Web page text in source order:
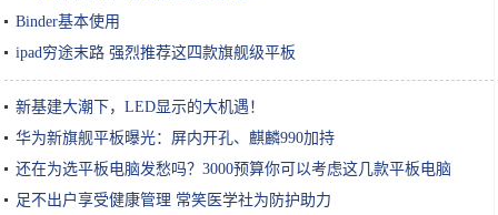
Binder基本使用
ipad穷途末路 强烈推荐这四款旗舰级平板
新基建大潮下，LED显示的大机遇！
华为新旗舰平板曝光：屏内开孔、麒麟990加持
还在为选平板电脑发愁吗？3000预算你可以考虑这几款平板电脑
足不出户享受健康管理 常笑医学社为防护助力